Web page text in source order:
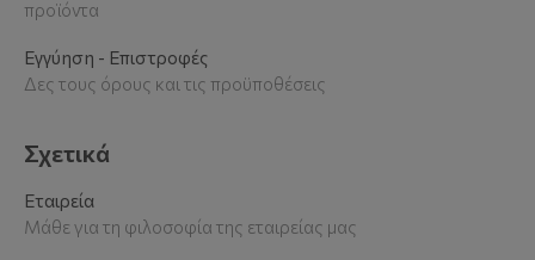
προϊόντα
Εγγύηση - Επιστροφές
Δες τους όρους και τις προϋποθέσεις
Σχετικά
Εταιρεία
Μάθε για τη φιλοσοφία της εταιρείας μας